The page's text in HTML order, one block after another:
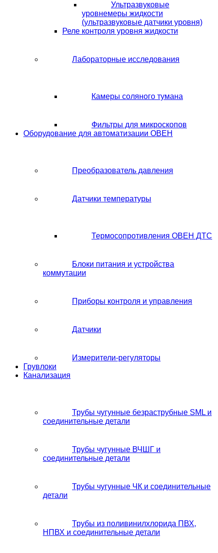
Ультразвуковые
уровнемеры жидкости
(ультразвуковые датчики уровня)
Реле контроля уровня жидкости
Лабораторные исследования
Камеры соляного тумана
Фильтры для микроскопов
Оборудование для автоматизации ОВЕН
Преобразователь давления
Датчики температуры
Термосопротивления ОВЕН ДТС
Блоки питания и устройства
коммутации
Приборы контроля и управления
Датчики
Измерители-регуляторы
Грувлоки
Канализация
Трубы чугунные безраструбные SML и
соединительные детали
Трубы чугунные ВЧШГ и
соединительные детали
Трубы чугунные ЧК и соединительные
детали
Трубы из поливинилхлорида ПВХ,
НПВХ и соединительные детали